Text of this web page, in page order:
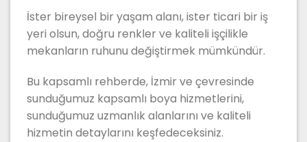
İster bireysel bir yaşam alanı, ister ticari bir iş
yeri olsun, doğru renkler ve kaliteli işçilikle
mekanların ruhunu değiştirmek mümkündür.
Bu kapsamlı rehberde, İzmir ve çevresinde
sunduğumuz kapsamlı boya hizmetlerini,
sunduğumuz uzmanlık alanlarını ve kaliteli
hizmetin detaylarını keşfedeceksiniz.